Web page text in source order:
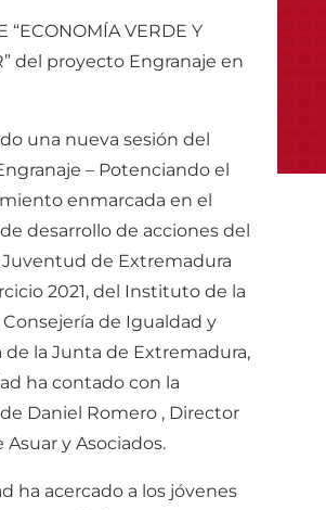
“ECONOMÍA VERDE Y
del proyecto Engranaje en
una nueva sesión del
– Potenciando el
enmarcada en el
desarrollo de acciones del
Juventud de Extremadura
2021, del Instituto de la
de Igualdad y
de la Junta de Extremadura,
ha contado con la
Daniel Romero , Director
Asuar y Asociados.
ha acercado a los jóvenes